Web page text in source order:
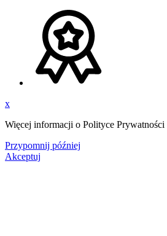
x
Więcej informacji o Polityce Prywatności
Przypomnij później
Akceptuj